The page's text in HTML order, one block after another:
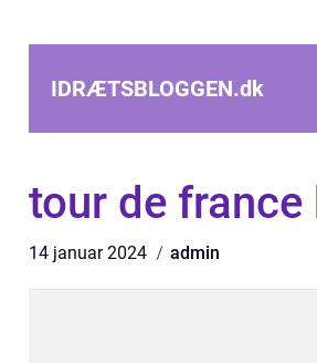
IDRÆTSBLOGGEN.dk
tour de
14 januar 2024 admin